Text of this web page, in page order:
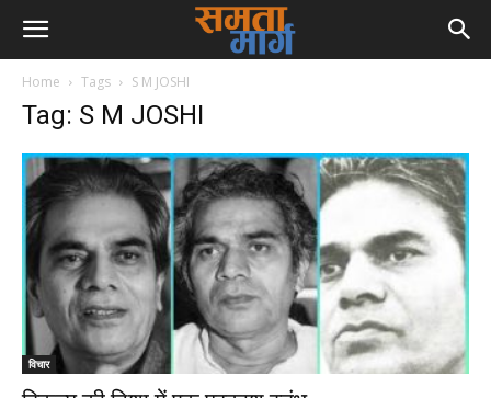
Home Tags S M JOSHI
Tag: S M JOSHI
विचार